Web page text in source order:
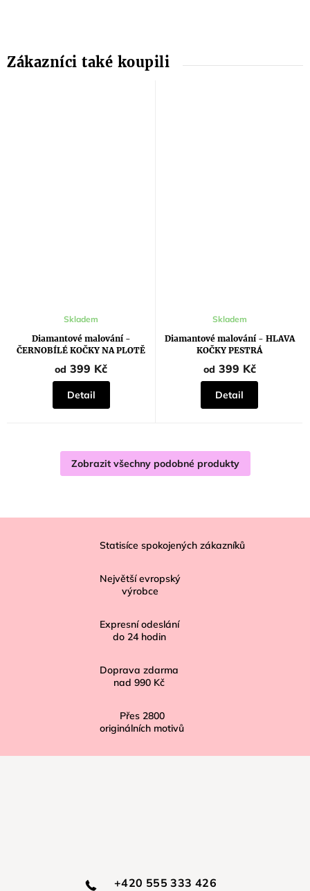
Diamantové malování -
ČERNOBÍLÉ KOČKY NA PLOTĚ
Skladem
od 399 Kč
Detail
Diamantové malování - HLAVA
KOČKY PESTRÁ
Skladem
od 399 Kč
Detail
Zobrazit všechny podobné produkty
Statisíce spokojených zákazníků
Největší evropský
výrobce
Expresní odeslání
do 24 hodin
Doprava zdarma
nad 990 Kč
Přes 2800
originálních motivů
+420 555 333 426